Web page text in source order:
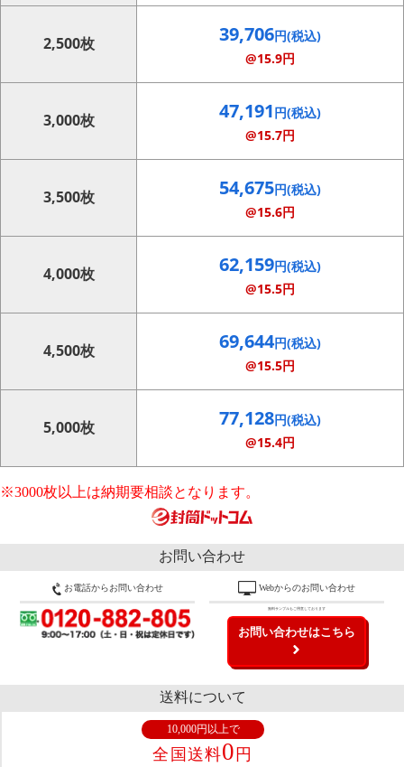
2,500枚 39,706円(税込)
@15.9円
3,000枚 47,191円(税込)
@15.7円
3,500枚 54,675円(税込)
@15.6円
4,000枚 62,159円(税込)
@15.5円
4,500枚 69,644円(税込)
@15.5円
5,000枚 77,128円(税込)
@15.4円
※3000枚以上は納期要相談となります。
お問い合わせ
お電話からお問い合わせ Webからのお問い合わせ
無料サンプルもご用意しております
お問い合わせはこちら
送料について
10,000円以上で
全国送料0 円